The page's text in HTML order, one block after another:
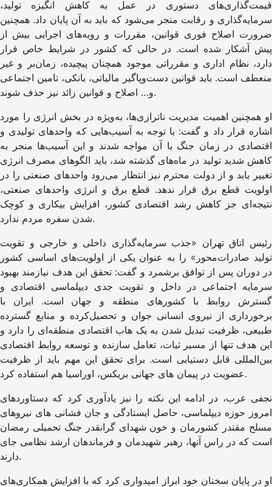
قیمت‌گذاری‌های دستوری در عمل به کاهش انگیزه تولید،
سرمایه‌گذاری و رقابت منجر می‌شود که باید به آن پایان داد. همچنین
ضرورت اصلاح فوری قوانین، مقررات و رویه‌های اجرایی بیش از
پیش آشکار شده است. در حالی که کشور در شرایط خاص قرار
دارد، نظام اداری و مقرراتی موجود همچنان پیچیده، زمان‌بر و غیر
منعطف است. باید قوانین دست‌وپاگیر مالیاتی، بانکی، تامین اجتماعی
و… اصلاح و قوانین زائد نیز حذف شوند.
او همچنین اهمیت مدیریت ناترازی‌ها، به‌ویژه در بخش انرژی را مورد
اشاره قرار داد و گفت: با توجه به آسیب‌هایی که واحدهای تولیدی و
اقتصادی در زمان جنگ با آن مواجه شدند و این آسیب‌ها منجر به
کاهش شدید تولید در ماه‌های گذشته شد، باید الگوهای مصرف انرژی
تغییر یابد و از دولت محترم نیز انتظار می‌رود واحدهای صنعتی را در
اولویت قطع برق قرار ندهد. قطع برق و انرژی واحدهای صنعتی،
نتیجه‌ای جز کاهش رشد اقتصادی کشور، افزایش بیکاری و کوچک
شدن سفره مردم ندارد.
رئیس اتاق تهران «جذب سرمایه‌گذاری داخلی و خارجی و تقویت
تولید صادرات‌محور» را به عنوان یکی از اولویت‌های اساسی کشور
در دوران پس از توافق برشمرد و گفت: تحقق این هدف نیازمند بهبود
سرمایه اجتماعی در داخل و تقویت جدی دیپلماسی اقتصادی و
گسترش روابط با کشورهای منطقه و جهان است. ایران با
برخورداری از نیروی انسانی جوان و تحصیل‌کرده و منابع گسترده
طبیعی، ظرفیت تبدیل شدن به یک هاب اقتصادی منطقه‌ای را دارد و
این هدف تنها از مسیر ثبات، تعامل سازنده و توسعه روابط اقتصادی
بین‌المللی قابل دستیابی است. برای تحقق این مهم باید از ظرفیت
عضویت در پیمان های جهانی بریکس، اوراسیا هم استفاده کرد.
نجفی عرب، در ادامه این نکته را نیز یادآوری کرد که دستاوردهای
امروز حوزه دیپلماسی، حاصل ایستادگی و جان فشانی های نیروهای
مسلح مقتدر کشورمان و خون شهدای گرانقدر جنگ تحمیلی رمضان
است که در راس آنها، رهبر شهیدمان و فرماندهان ارشد نظامی جای
دارند.
او در پایان سخنان خود ابراز امیدواری کرد که با افزایش همکاری‌های